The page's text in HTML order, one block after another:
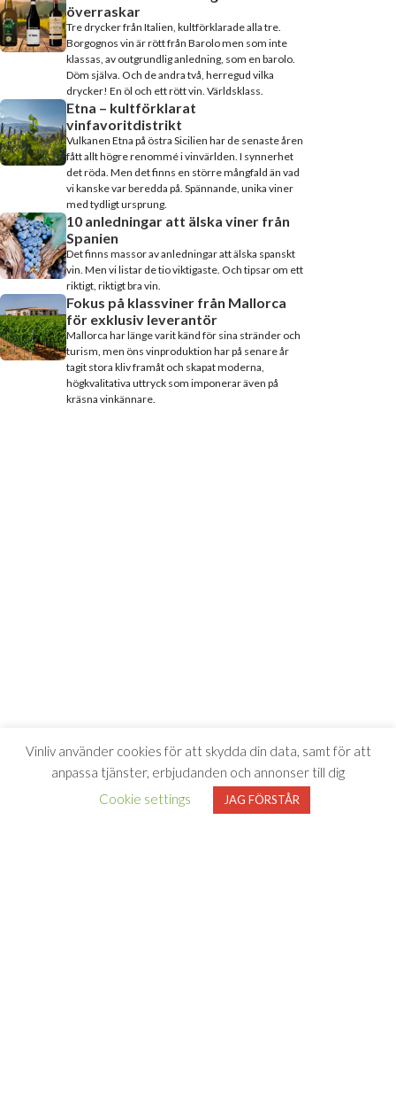
överraskar
Tre drycker från Italien, kultförklarade alla tre.
Borgognos vin är rött från Barolo men som inte
klassas, av outgrundlig anledning, som en barolo.
Döm själva. Och de andra två, herregud vilka
drycker! En öl och ett rött vin. Världsklass.
Etna – kultförklarat
vinfavoritdistrikt
Vulkanen Etna på östra Sicilien har de senaste åren
fått allt högre renommé i vinvärlden. I synnerhet
det röda. Men det finns en större mångfald än vad
vi kanske var beredda på. Spännande, unika viner
med tydligt ursprung.
10 anledningar att älska viner från
Spanien
Det finns massor av anledningar att älska spanskt
vin. Men vi listar de tio viktigaste. Och tipsar om ett
riktigt, riktigt bra vin.
Fokus på klassviner från Mallorca
för exklusiv leverantör
Mallorca har länge varit känd för sina stränder och
turism, men öns vinproduktion har på senare år
tagit stora kliv framåt och skapat moderna,
högkvalitativa uttryck som imponerar även på
kräsna vinkännare.
Vinliv använder cookies för att skydda din data, samt för att
anpassa tjänster, erbjudanden och annonser till dig
Cookie settings
JAG FÖRSTÅR